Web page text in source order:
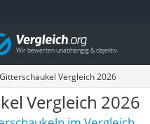
nach Kategorie
Gitterschaukel Vergleich 2026
Vergleich 2026